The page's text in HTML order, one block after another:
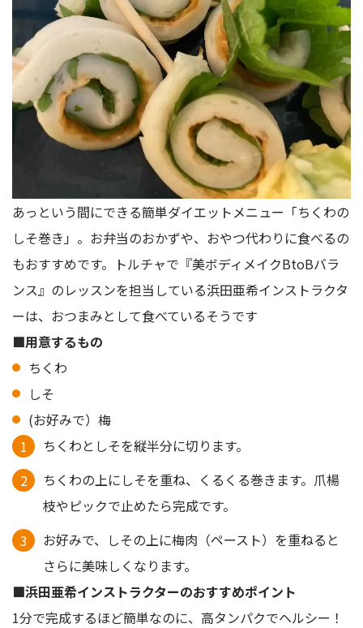
あっという間にできる簡単ダイエットメニュー「ちくわの
しそ巻き」。お弁当のおかずや、おやつ代わりに食べるの
もおすすめです。トルチャで『美ボディメイクBtoBバラ
ンス』のレッスンを担当している浜田亜希インストラクタ
ーは、おつまみとして食べているそうです
■用意するもの
ちくわ
しそ
(お好みで）梅
ちくわとしそを縦半分に切ります。
ちくわの上にしそを重ね、くるくる巻きます。爪楊
枝やピックで止めたら完成です。
お好みで、しその上に梅肉（ペースト）を重ねると
さらに美味しくなります。
■浜田亜希インストラクターのおすすめポイント
1分で完成するほど簡単なのに、高タンパクでヘルシー！